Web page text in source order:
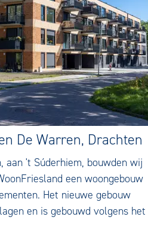
De Warren, Drachten
aan 't Súderhiem, bouwden wij
een woongebouw
Het nieuwe gebouw
en is gebouwd volgens het